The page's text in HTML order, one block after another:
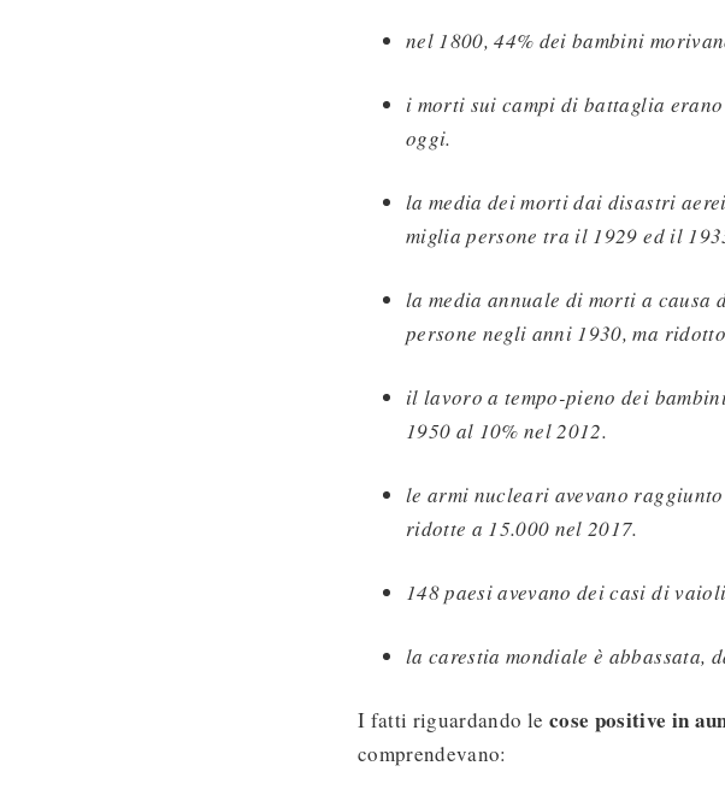
nel 1800, 44% dei bambini
i morti sui campi di battaglia
oggi.
la media dei morti dai disastri
miglia persone tra il 1929 ed il
la media annuale di morti a
persone negli anni 1930, ma
il lavoro a tempo-pieno dei
1950 al 10% nel 2012.
le armi nucleari avevano
ridotte a 15.000 nel 2017.
148 paesi avevano dei casi di
la carestia mondiale è abbassata,
I fatti riguardando le cose positive in
comprendevano: